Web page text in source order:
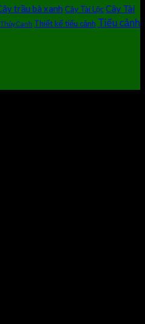
trầu bà xanh Cây Tài LộcCây Tài
Canh Thiết kế tiểu cảnh Tiểu cảnh